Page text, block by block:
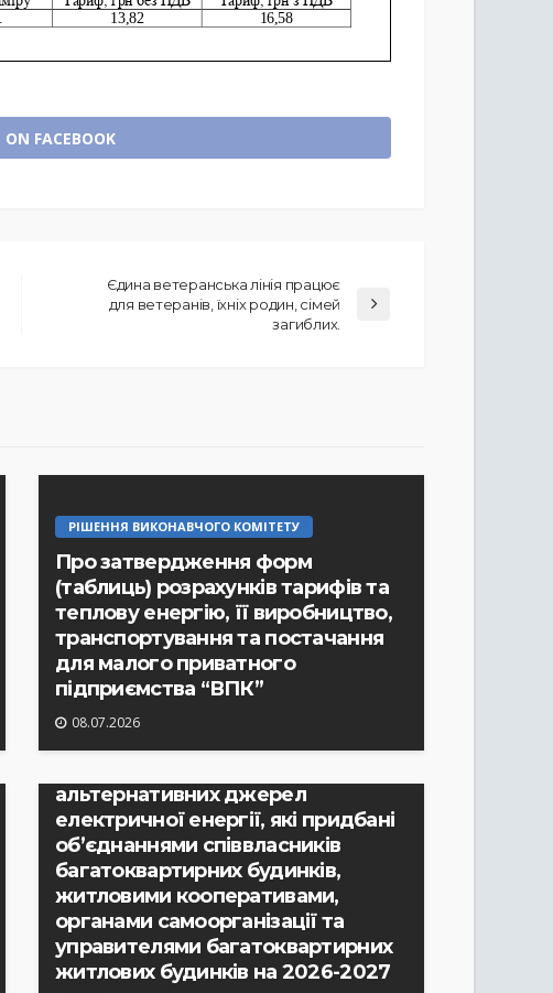
ON FACEBOOK
Єдина ветеранська лінія працює
для ветеранів, їхніх родин, сімей
загиблих.
РІШЕННЯ ВИКОНАВЧОГО КОМІТЕТУ
Про затвердження форм
(таблиць) розрахунків тарифів та
теплову енергію, її виробництво,
транспортування та постачання
для малого приватного
підприємства “ВПК”
08.07.2026
РІШЕННЯ ВИКОНАВЧОГО КОМІТЕТУ
Про затвердження протоколу №
альтернативних джерел
електричної енергії, які придбані
об’єднаннями співвласників
багатоквартирних будинків,
житловими кооперативами,
органами самоорганізації та
управителями багатоквартирних
житлових будинків на 2026-2027